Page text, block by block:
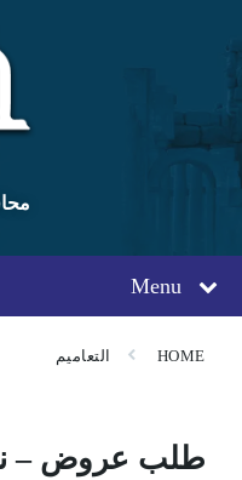
content
main
navigation
footer
Menu
HOME التعاميم
طلب عروض –